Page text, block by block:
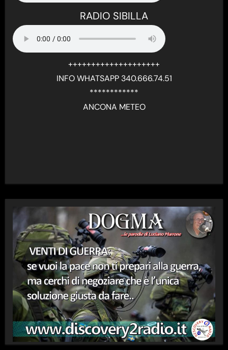
RADIO SIBILLA
++++++++++++++++++++
INFO WHATSAPP 340.666.74.51
************
ANCONA METEO